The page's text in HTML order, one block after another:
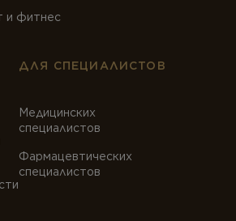
и фитнес
ДЛЯ СПЕЦИАЛИСТОВ
Медицинских
специалистов
Фармацевтических
специалистов